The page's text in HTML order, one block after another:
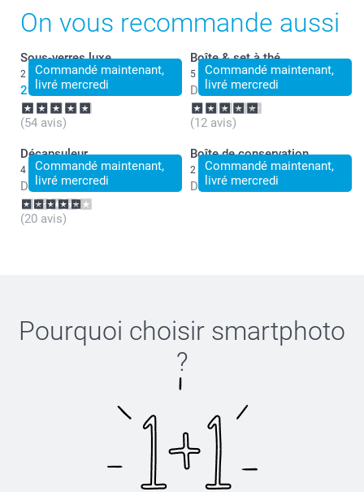
On vous recommande aussi
Commandé maintenant,
livré mercredi
Sous-verres luxe
2 variantes
29,99
(54 avis)
Commandé maintenant,
livré mercredi
Boîte & set à thé
5 variantes
Dès 27,99
(12 avis)
Commandé maintenant,
livré mercredi
Décapsuleur
4 variantes
Dès 14,99
(20 avis)
Commandé maintenant,
livré mercredi
Boîte de conservation
2 variantes
Dès 27,99
Pourquoi choisir smartphoto
?